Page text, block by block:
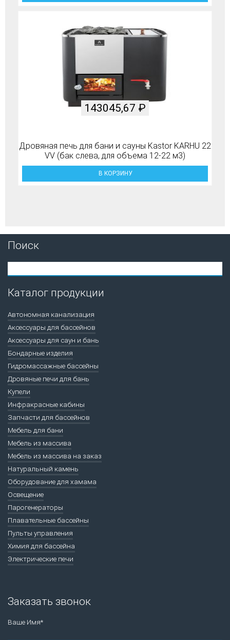
Дровяная печь для бани и сауны Kastor KARHU 22
VV (бак слева, для объема 12-22 м3)
143045,67 ₽
В КОРЗИНУ
Поиск
Каталог продукции
Автономная канализация
Аксессуары для бассейнов
Аксессуары для саун и бань
Бондарные изделия
Гидромассажные бассейны
Дровяные печи для бань
Купели
Инфракрасные кабины
Запчасти для бассейнов
Мебель для бани
Мебель из массива
Мебель из массива на заказ
Натуральный камень
Оборудование для хамама
Освещение
Парогенераторы
Плавательные бассейны
Пульты управления
Химия для бассейна
Электрические печи
Заказать звонок
Ваше Имя*